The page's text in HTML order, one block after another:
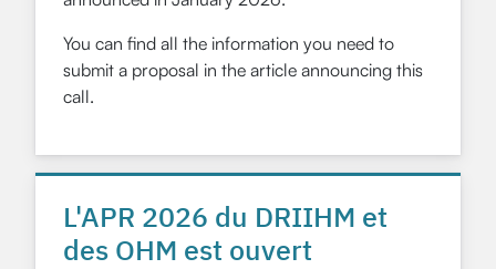
You can find all the information you need to
submit a proposal in the article announcing this
call.
L'APR 2026 du DRIIHM et
des OHM est ouvert